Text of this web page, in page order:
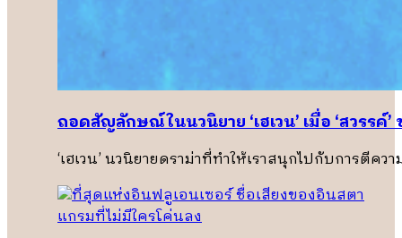
ถอดสัญลักษณ์ในนวนิยาย ‘เฮเวน’ เมื่อ ‘สวรรค์’
‘เฮเวน’ นวนิยายดราม่าที่ทำให้เราสนุกไปกับการตีค